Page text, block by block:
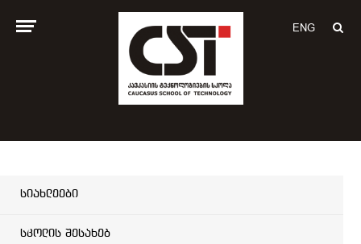
ENG
სიახლეები
სკოლის შესახებ